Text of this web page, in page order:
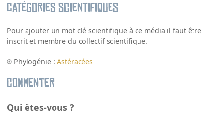
Catégories scientifiques
Pour ajouter un mot clé scientifique à ce média il faut être
inscrit et membre du collectif scientifique.
Phylogénie :Astéracées
Commenter
Qui êtes-vous ?